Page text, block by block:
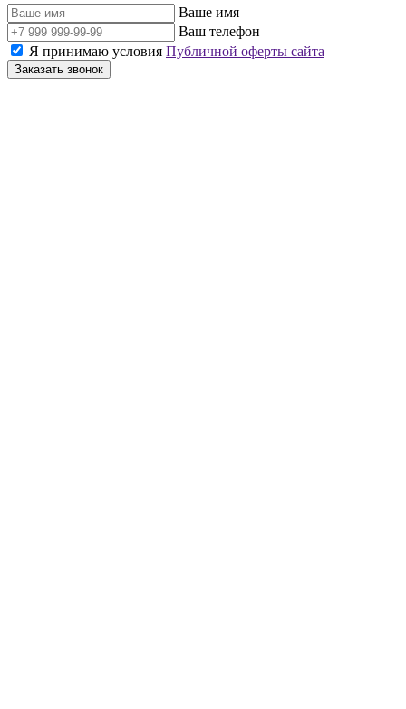
Ваше имя
Ваш телефон
Я принимаю условия Публичной оферты сайта
Заказать звонок